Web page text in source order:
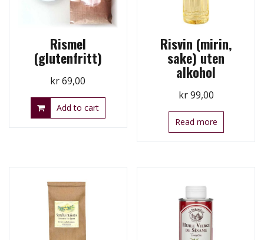
Rismel
(glutenfritt)
kr69,00
Add to cart
Risvin (mirin,
sake) uten
alkohol
kr99,00
Read more